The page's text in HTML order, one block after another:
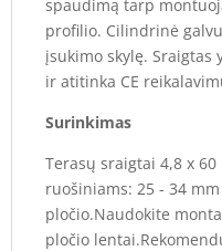
spaudimą tarp
profilio. Cilindrinė
įsukimo skylę. Sraigtas
ir atitinka CE
Surinkimas
Terasų sraigtai 4,8 x
ruošiniams: 25 - 34
pločio.Naudokite
pločio